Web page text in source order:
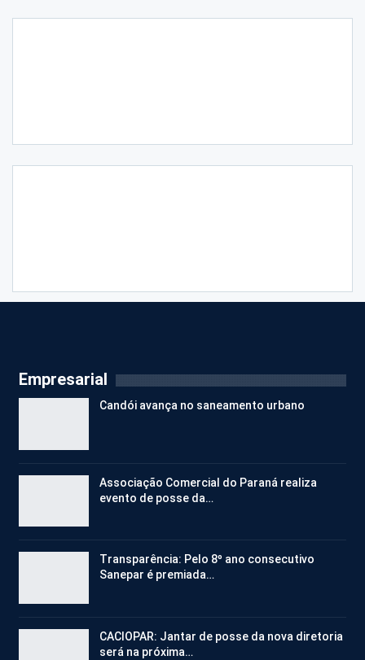
Empresarial
Candói avança no saneamento urbano
Associação Comercial do Paraná realiza
evento de posse da…
Transparência: Pelo 8º ano consecutivo
Sanepar é premiada…
CACIOPAR: Jantar de posse da nova diretoria
será na próxima…